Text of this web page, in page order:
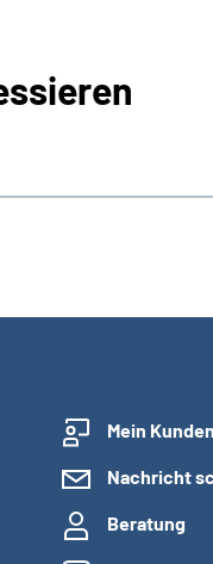
Mein
Nachricht
Beratung